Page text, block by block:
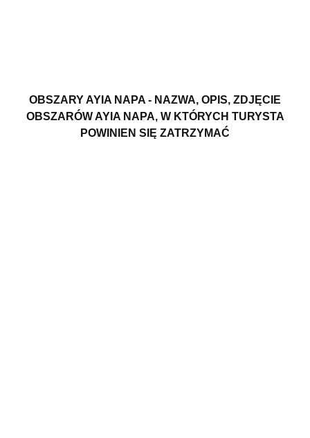
OBSZARY AYIA NAPA - NAZWA, OPIS, ZDJĘCIE
OBSZARÓW AYIA NAPA, W KTÓRYCH TURYSTA
POWINIEN SIĘ ZATRZYMAĆ